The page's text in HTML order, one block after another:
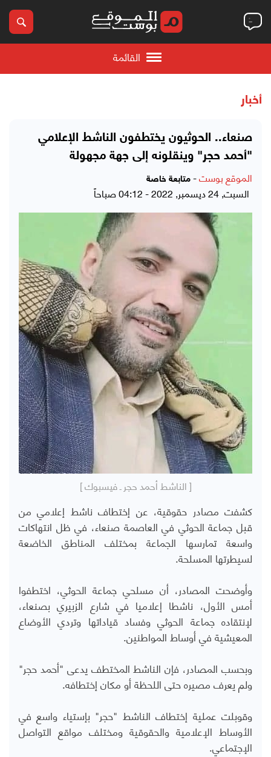
القائمة
أخبار
صنعاء.. الحوثيون يختطفون الناشط الإعلامي
"أحمد حجر" وينقلونه إلى جهة مجهولة
الموقع بوست- متابعة خاصة
السبت, 24 ديسمبر, 2022 - 04:12 صباحاً
[ الناشط أحمد حجر ـ فيسبوك ]
كشفت مصادر حقوقية، عن إختطاف ناشط إعلامي من
قبل جماعة الحوثي في العاصمة صنعاء، في ظل انتهاكات
واسعة تمارسها الجماعة بمختلف المناطق الخاضعة
لسيطرتها المسلحة.
وأوضحت المصادر، أن مسلحي جماعة الحوثي، اختطفوا
أمس الأول، ناشطا إعلاميا في شارع الزبيري بصنعاء،
لإنتقاده جماعة الحوثي وفساد قياداتها وتردي الأوضاع
المعيشية في أوساط المواطنين.
وبحسب المصادر، فإن الناشط المختطف يدعى "أحمد حجر"
ولم يعرف مصيره حتى اللحظة أو مكان إختطافه.
وقوبلت عملية إختطاف الناشط "حجر" بإستياء واسع في
الأوساط الإعلامية والحقوقية ومختلف مواقع التواصل
الإجتماعي.